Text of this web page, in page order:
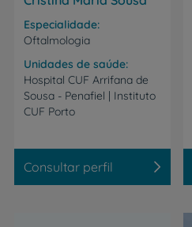
Especialidade
Oftalmologia
Unidades de saúde
Hospital CUF Arrifana de
Sousa - Penafiel | Instituto
CUF Porto
Consultar perfil